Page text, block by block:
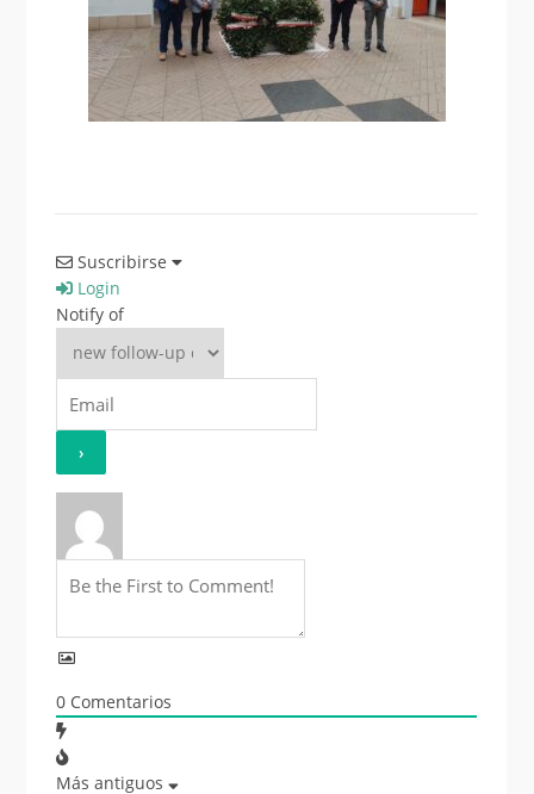
Suscribirse
Login
Notify of
0Comentarios
Más antiguos